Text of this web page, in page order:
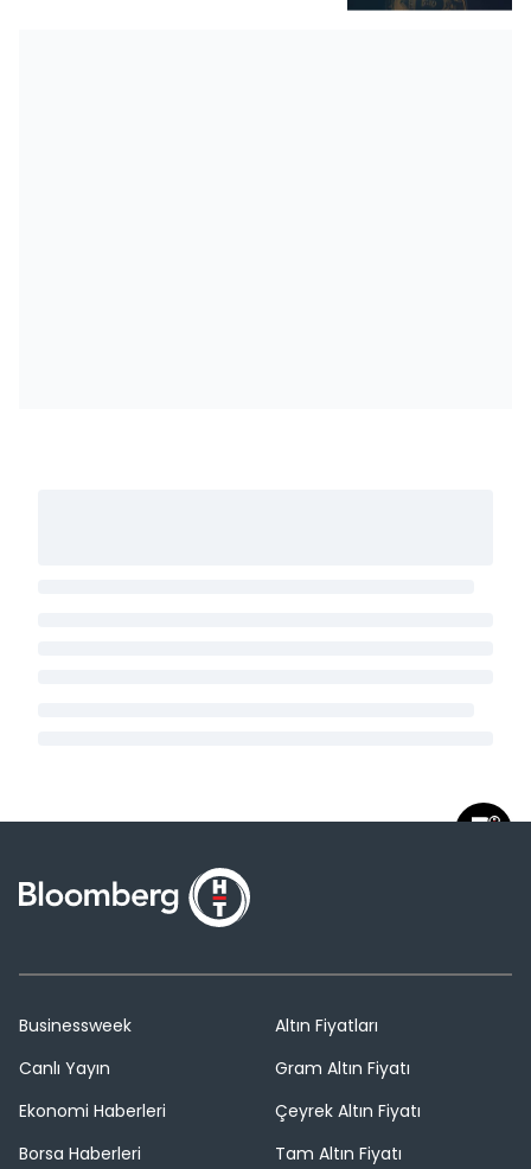
Businessweek
Canlı Yayın
Ekonomi Haberleri
Borsa Haberleri
Altın Fiyatları
Gram Altın Fiyatı
Çeyrek Altın Fiyatı
Tam Altın Fiyatı